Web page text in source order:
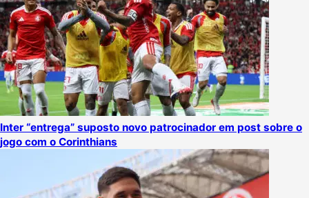
Inter “entrega” suposto novo patrocinador em post sobre o
jogo com o Corinthians